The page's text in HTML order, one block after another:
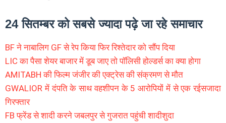
24 सितम्बर को सबसे ज्यादा पढ़े जा रहे समाचार
BF ने नाबालिग GF से रेप किया फिर रिश्तेदार को सौंप दिया
LIC का पैसा शेयर बाजार में डूब जाए तो पॉलिसी होल्डर्स का क्या होगा
AMITABH की फिल्म जंजीर की एक्ट्रेस की संक्रमण से मौत
GWALIOR में दंपति के साथ वहशीपन के 5 आरोपियों में से एक रईसजादा
गिरफ्तार
FB फ्रेंड से शादी करने जबलपुर से गुजरात पहुंची शादीशुदा